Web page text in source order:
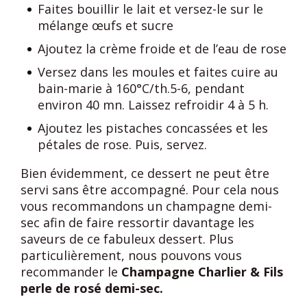
Faites bouillir le lait et versez-le sur le
mélange œufs et sucre
Ajoutez la crème froide et de l’eau de rose
Versez dans les moules et faites cuire au
bain-marie à 160°C/th.5-6, pendant
environ 40 mn. Laissez refroidir 4 à 5 h.
Ajoutez les pistaches concassées et les
pétales de rose. Puis, servez.
Bien évidemment, ce dessert ne peut être
servi sans être accompagné. Pour cela nous
vous recommandons un champagne demi-
sec afin de faire ressortir davantage les
saveurs de ce fabuleux dessert. Plus
particulièrement, nous pouvons vous
recommander le Champagne Charlier & Fils
perle de rosé demi-sec.